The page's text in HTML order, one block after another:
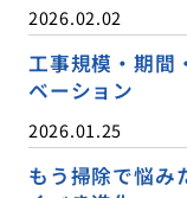
2026.02.02
工事規模・期間
ベーション
2026.01.25
もう掃除で悩み